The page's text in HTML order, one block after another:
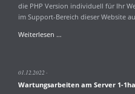
die PHP Version individuell für Ihr
im Support-Bereich dieser Website
Weiterlesen …Aktualisierung
und
01.12.2022
Wartungsarbeiten am Server 1-